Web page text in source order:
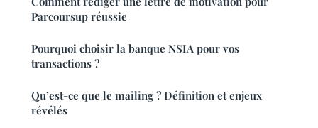
Parcoursup réussie
Pourquoi choisir la banque NSIA pour vos
transactions ?
Qu’est-ce que le mailing ? Définition et enjeux
révélés